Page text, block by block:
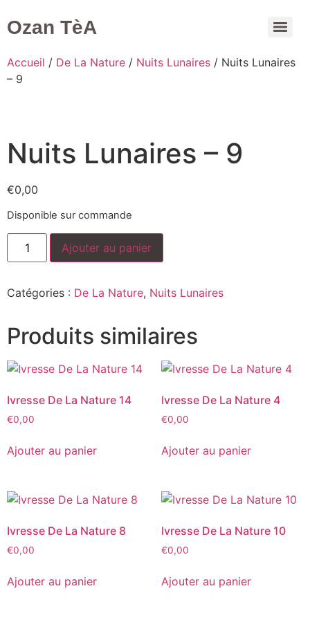
Ozan TèA
Accueil / De La Nature / Nuits Lunaires / Nuits Lunaires
– 9
Nuits Lunaires – 9
€0,00
Disponible sur commande
Ajouter au panier
Catégories : De La Nature, Nuits Lunaires
Produits similaires
Ivresse De La Nature 14
€0,00
Ajouter au panier
Ivresse De La Nature 4
€0,00
Ajouter au panier
Ivresse De La Nature 8
€0,00
Ajouter au panier
Ivresse De La Nature 10
€0,00
Ajouter au panier